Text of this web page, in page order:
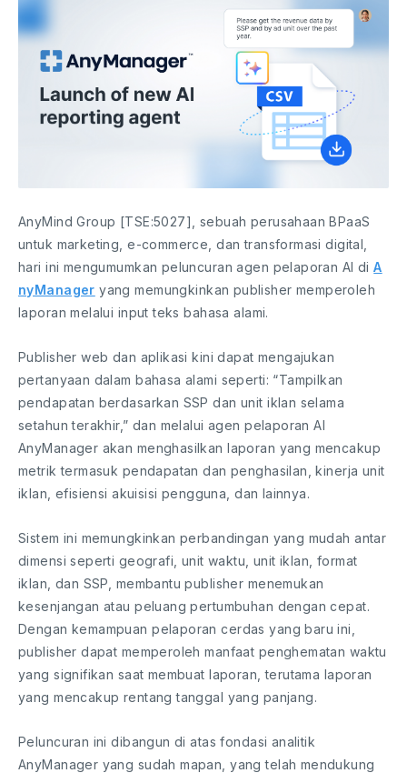
AnyMind Group [TSE:5027], sebuah perusahaan BPaaS
untuk marketing, e-commerce, dan transformasi digital,
hari ini mengumumkan peluncuran agen pelaporan AI diA
nyManager yang memungkinkan publisher memperoleh
laporan melalui input teks bahasa alami.
Publisher web dan aplikasi kini dapat mengajukan
pertanyaan dalam bahasa alami seperti: “Tampilkan
pendapatan berdasarkan SSP dan unit iklan selama
setahun terakhir,” dan melalui agen pelaporan AI
AnyManager akan menghasilkan laporan yang mencakup
metrik termasuk pendapatan dan penghasilan, kinerja unit
iklan, efisiensi akuisisi pengguna, dan lainnya.
Sistem ini memungkinkan perbandingan yang mudah antar
dimensi seperti geografi, unit waktu, unit iklan, format
iklan, dan SSP, membantu publisher menemukan
kesenjangan atau peluang pertumbuhan dengan cepat.
Dengan kemampuan pelaporan cerdas yang baru ini,
publisher dapat memperoleh manfaat penghematan waktu
yang signifikan saat membuat laporan, terutama laporan
yang mencakup rentang tanggal yang panjang.
Peluncuran ini dibangun di atas fondasi analitik
AnyManager yang sudah mapan, yang telah mendukung